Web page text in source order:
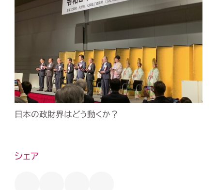
日本の政財界はどう動くか？
シェア